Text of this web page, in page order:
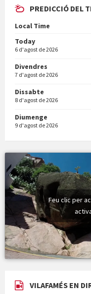
Vigília pasqual
Minicims
PREDICCIÓ DEL
Local Time
Today
6 d'agost de 2026
Divendres
7 d'agost de 2026
Dissabte
8 d'agost de 2026
Diumenge
9 d'agost de 2026
Feu clic per
VILAFAMÉS EN